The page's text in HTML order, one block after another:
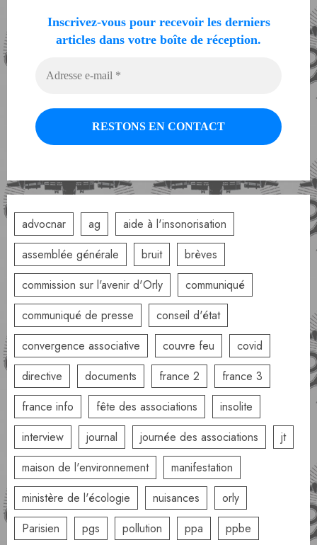
Inscrivez-vous pour recevoir les derniers
articles dans votre boîte de réception.
advocnar ag
aide à l'insonorisation
assemblée générale
bruit
brèves
commission sur l'avenir d'Orly
communiqué
communiqué de presse
conseil d'état
convergence associative
couvre feu
covid
directive
documents france 2
france 3
france info
fête des associations
insolite
interview
journal journée des associations
jt
maison de l'environnement
manifestation
ministère de l'écologie
nuisances
orly
Parisien
pgs pollution ppa ppbe